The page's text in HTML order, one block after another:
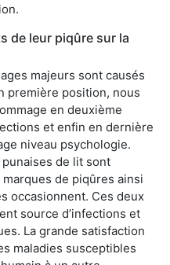
de leur piqûre sur la
majeurs sont causés
première position, nous
en deuxième
et enfin en dernière
niveau psychologie.
de lit sont
de piqûres ainsi
occasionnent. Ces deux
source d’infections et
La grande satisfaction
maladies susceptibles